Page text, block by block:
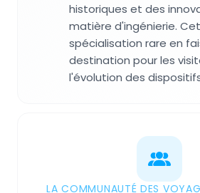
historiques et des
matière d'ingénierie.
spécialisation rare en
destination pour les
l'évolution des
LA COMMUNAUTÉ DES